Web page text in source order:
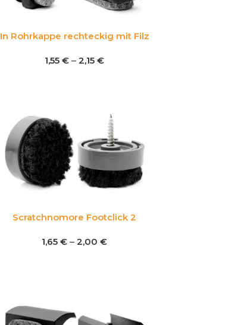
In Rohrkappe rechteckig mit Filz
1,55€ –2,15€
Scratchnomore Footclick 2
1,65€ –2,00€